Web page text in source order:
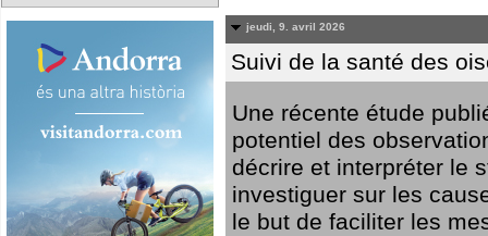
jeudi, 9. avril 2026
Suivi de la santé des
Une récente étude
potentiel des
décrire et interpréter le
investiguer sur les
le but de faciliter les